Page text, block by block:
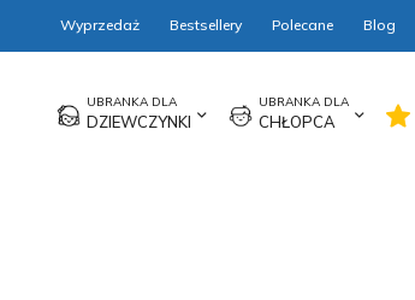
Wyprzedaż Bestsellery Polecane Blog
DZIEWCZYNKI CHŁOPCA